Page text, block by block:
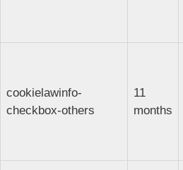
cookielawinfo-
checkbox-others
11
months